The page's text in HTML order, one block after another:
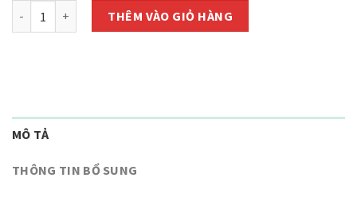
Combo Nấm đối kháng Trichoderma (Gói 1kg) + Mật rỉ đường
THÊM VÀO GIỎ HÀNG
MÔ TẢ
THÔNG TIN BỔ SUNG